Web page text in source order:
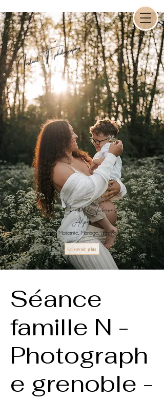
Photographe à Grenoble, Provence,Rhône-
Alpes
Famille, Maternité, Mariage, Lifestyle
En savoir plus
Séance
famille N -
Photograph
e grenoble -